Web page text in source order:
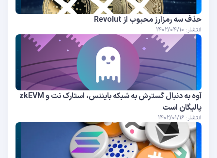
حذف سه رمزارز محبوب از Revolut
انتشار: 1402/04/10
آوه به دنبال گسترش به شبکه بایننس، استارک نت و zkEVM
پالیگان است
انتشار: 1402/01/16